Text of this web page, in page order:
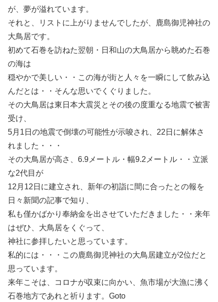
が、夢が溢れています。
それと、リストに上がりませんでしたが、鹿島御児神社の
大鳥居です。
初めて石巻を訪ねた翌朝・日和山の大鳥居から眺めた石巻
の海は
穏やかで美しい・・この海が街と人々を一瞬にして飲み込
んだとは・・そんな思いでくぐりました。
その大鳥居は東日本大震災とその後の度重なる地震で被害
受け、
5月1日の地震で倒壊の可能性が示唆され、22日に解体さ
れました・・・
その大鳥居が高さ、6.9メートル・幅9.2メートル・・立派
な2代目が
12月12日に建立され、新年の初詣に間に合ったとの報を
日々新聞の記事で知り、
私も僅かばかり奉納金を出させていただきました・・来年
はぜひ、大鳥居をくぐって、
神社に参拝したいと思っています。
私的には・・・この鹿島御児神社の大鳥居建立が2位だと
思っています。
来年こそは、コロナが収束に向かい、魚市場が大漁に沸く
石巻地方であれと祈ります。Goto